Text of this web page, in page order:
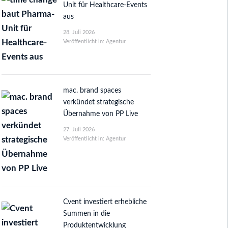
Unit für Healthcare-Events
aus
28. Juli 2026
Veröffentlicht in: Agentur
mac. brand spaces
verkündet strategische
Übernahme von PP Live
27. Juli 2026
Veröffentlicht in: Agentur
Cvent investiert erhebliche
Summen in die
Produktentwicklung